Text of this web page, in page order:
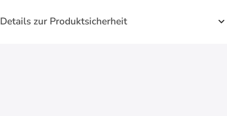
Details zur Produktsicherheit